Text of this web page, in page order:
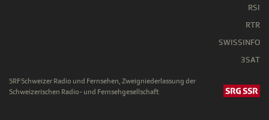
RSI
RTR
SWISSINFO
3SAT
SRF Schweizer Radio und Fernsehen, Zweigniederlassung der
Schweizerischen Radio- und Fernsehgesellschaft